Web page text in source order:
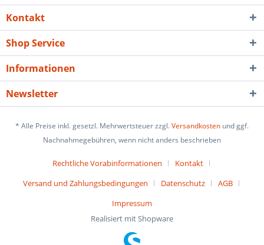
Kontakt
Shop Service
Informationen
Newsletter
* Alle Preise inkl. gesetzl. Mehrwertsteuer zzgl.Versandkosten und ggf.
Nachnahmegebühren, wenn nicht anders beschrieben
Rechtliche Vorabinformationen
Kontakt
Versand und Zahlungsbedingungen
Datenschutz
AGB
Impressum
Realisiert mit Shopware